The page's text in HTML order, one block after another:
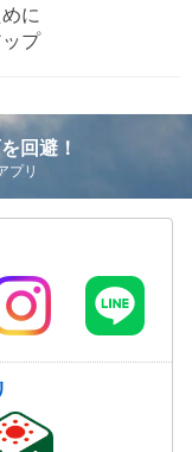
に
プ
回避！
プリ